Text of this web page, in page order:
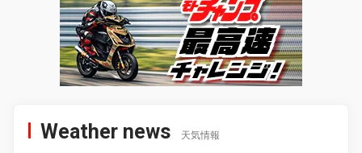
Weather news 天気情報